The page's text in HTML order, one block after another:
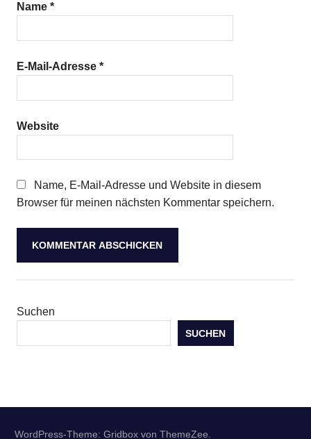
Name *
E-Mail-Adresse *
Website
Name, E-Mail-Adresse und Website in diesem
Browser für meinen nächsten Kommentar speichern.
Suchen
SUCHEN
WordPress-Theme: Gridbox von ThemeZee.